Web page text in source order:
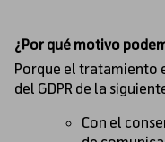
¿Por qué motivo
Porque el tratamiento
del GDPR de la
Con el